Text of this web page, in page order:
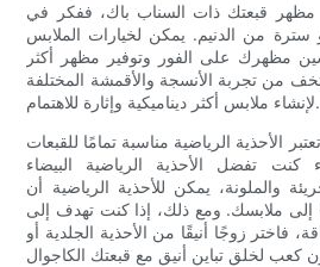
مظهر قبعتك ذات السناب باك، ففكر في
سترة من الدنيم. يمكن لخيارات الملابس
مظهرك على الفور وتوفير مظهر أكثر
تخف من تجربة الأنسجة والأقمشة المختلفة
لإنشاء ملابس أكثر ديناميكية وإثارة للاهتمام.
الأحذية الرياضية مناسبة تمامًا للقبعات
كنت تفضل الأحذية الرياضية البيضاء
والملونة، يمكن للأحذية الرياضية أن
إلى ملابسك. ومع ذلك، إذا كنت تهدف إلى
فاختر زوجًا أنيقًا من الأحذية الجلدية أو